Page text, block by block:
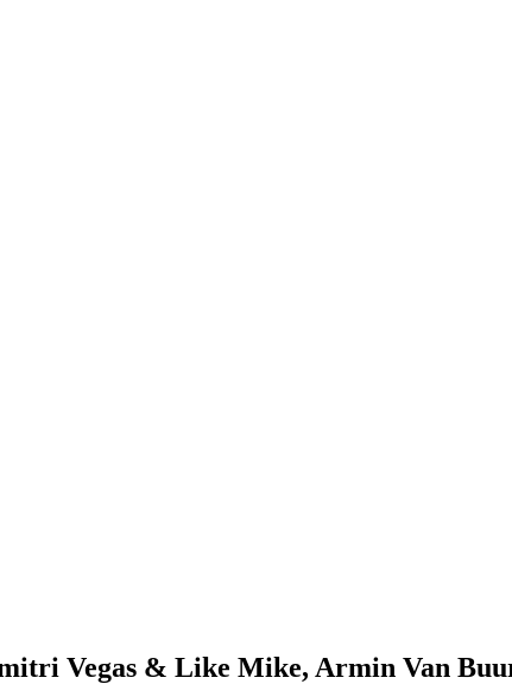
Vegas & Like Mike, Armin Van